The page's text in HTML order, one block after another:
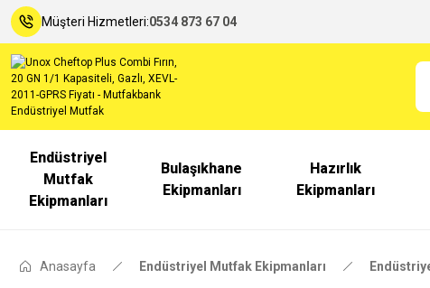
Müşteri Hizmetleri:0534 873 67 04
Endüstriyel
Mutfak
Ekipmanları
Bulaşıkhane
Ekipmanları
Hazırlık
Ekipmanları
Anasayfa Endüstriyel Mutfak Ekipmanları